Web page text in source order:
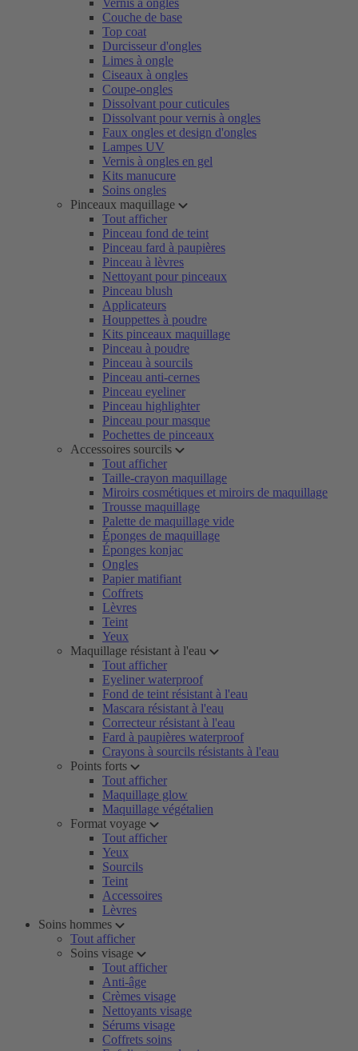
Vernis à ongles
Couche de base
Top coat
Durcisseur d'ongles
Limes à ongle
Ciseaux à ongles
Coupe-ongles
Dissolvant pour cuticules
Dissolvant pour vernis à ongles
Faux ongles et design d'ongles
Lampes UV
Vernis à ongles en gel
Kits manucure
Soins ongles
Pinceaux maquillage
Tout afficher
Pinceau fond de teint
Pinceau fard à paupières
Pinceau à lèvres
Nettoyant pour pinceaux
Pinceau blush
Applicateurs
Houppettes à poudre
Kits pinceaux maquillage
Pinceau à poudre
Pinceau à sourcils
Pinceau anti-cernes
Pinceau eyeliner
Pinceau highlighter
Pinceau pour masque
Pochettes de pinceaux
Accessoires sourcils
Tout afficher
Taille-crayon maquillage
Miroirs cosmétiques et miroirs de maquillage
Trousse maquillage
Palette de maquillage vide
Éponges de maquillage
Éponges konjac
Ongles
Papier matifiant
Coffrets
Lèvres
Teint
Yeux
Maquillage résistant à l'eau
Tout afficher
Eyeliner waterproof
Fond de teint résistant à l'eau
Mascara résistant à l'eau
Correcteur résistant à l'eau
Fard à paupières waterproof
Crayons à sourcils résistants à l'eau
Points forts
Tout afficher
Maquillage glow
Maquillage végétalien
Format voyage
Tout afficher
Yeux
Sourcils
Teint
Accessoires
Lèvres
Soins hommes
Tout afficher
Soins visage
Tout afficher
Anti-âge
Crèmes visage
Nettoyants visage
Sérums visage
Coffrets soins